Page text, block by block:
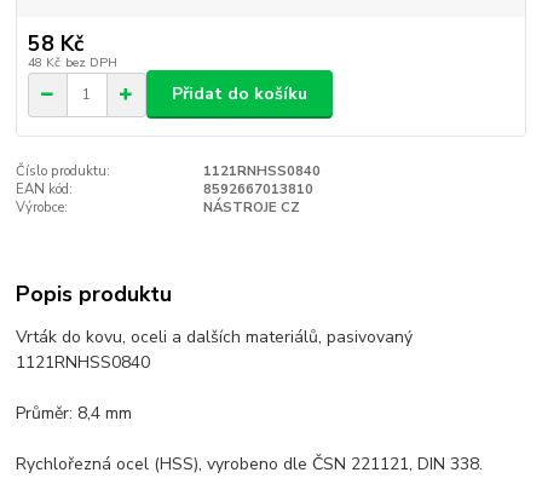
58 Kč
48 Kč bez DPH
Přidat do košíku
Číslo produktu:
1121RNHSS0840
EAN kód:
8592667013810
Výrobce:
NÁSTROJE CZ
Popis produktu
Vrták do kovu, oceli a dalších materiálů, pasivovaný
1121RNHSS0840
Průměr: 8,4 mm
Rychlořezná ocel (HSS), vyrobeno dle ČSN 221121, DIN 338.